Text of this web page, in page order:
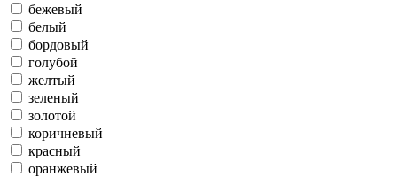
бежевый
белый
бордовый
голубой
желтый
зеленый
золотой
коричневый
красный
оранжевый